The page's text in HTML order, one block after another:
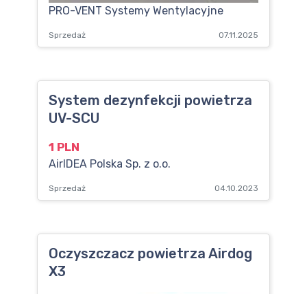
PRO-VENT Systemy Wentylacyjne
Sprzedaż 07.11.2025
System dezynfekcji powietrza
UV-SCU
1 PLN
AirIDEA Polska Sp. z o.o.
Sprzedaż 04.10.2023
Oczyszczacz powietrza Airdog
X3